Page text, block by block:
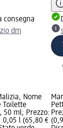
consegna
dm
Nome
Toilette
50 ml; Prezzo:
0,05 l (65,80 €